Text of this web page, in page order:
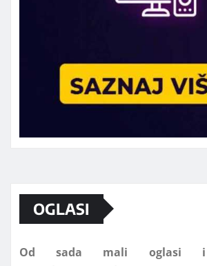
OGLASI
Od sada mali oglasi